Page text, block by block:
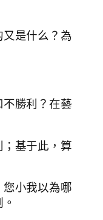
是什么？為
勝利？在藝
基于此，算
小我以為哪